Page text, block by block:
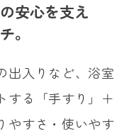
安心を支え
。
出入りなど、浴室
する「手すり」＋
やすさ・使いやす